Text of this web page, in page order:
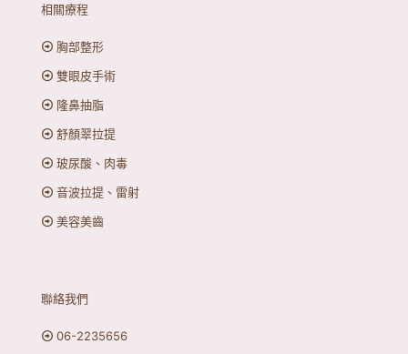
相關療程
胸部整形
雙眼皮手術
隆鼻抽脂
舒顏翠拉提
玻尿酸、肉毒
音波拉提、雷射
美容美齒
聯絡我們
06-2235656